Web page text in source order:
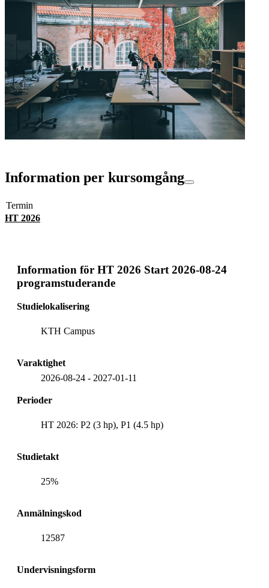
Information per kursomgång
Termin
HT 2026
Information för HT 2026 Start 2026-08-24
programstuderande
Studielokalisering
KTH Campus
Varaktighet
2026-08-24 - 2027-01-11
Perioder
HT 2026: P2 (3 hp), P1 (4.5 hp)
Studietakt
25%
Anmälningskod
12587
Undervisningsform